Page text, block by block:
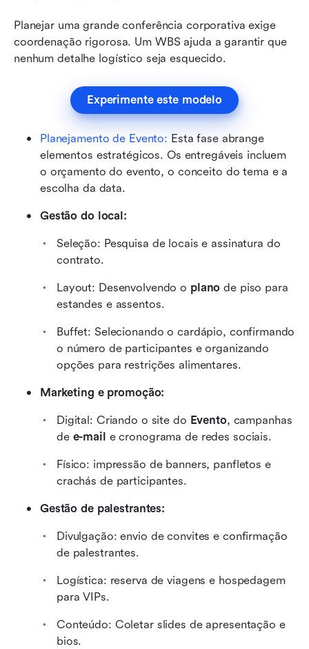
Planejar uma grande conferência corporativa exige
coordenação rigorosa. Um WBS ajuda a garantir que
nenhum detalhe logístico seja esquecido.
Experimente este modelo
Planejamento de Evento: Esta fase abrange
elementos estratégicos. Os entregáveis incluem
o orçamento do evento, o conceito do tema e a
escolha da data.
Gestão do local:
Seleção: Pesquisa de locais e assinatura do
contrato.
Layout: Desenvolvendo o plano de piso para
estandes e assentos.
Buffet: Selecionando o cardápio, confirmando
o número de participantes e organizando
opções para restrições alimentares.
Marketing e promoção:
Digital: Criando o site do Evento, campanhas
de e-mail e cronograma de redes sociais.
Físico: impressão de banners, panfletos e
crachás de participantes.
Gestão de palestrantes:
Divulgação: envio de convites e confirmação
de palestrantes.
Logística: reserva de viagens e hospedagem
para VIPs.
Conteúdo: Coletar slides de apresentação e
bios.